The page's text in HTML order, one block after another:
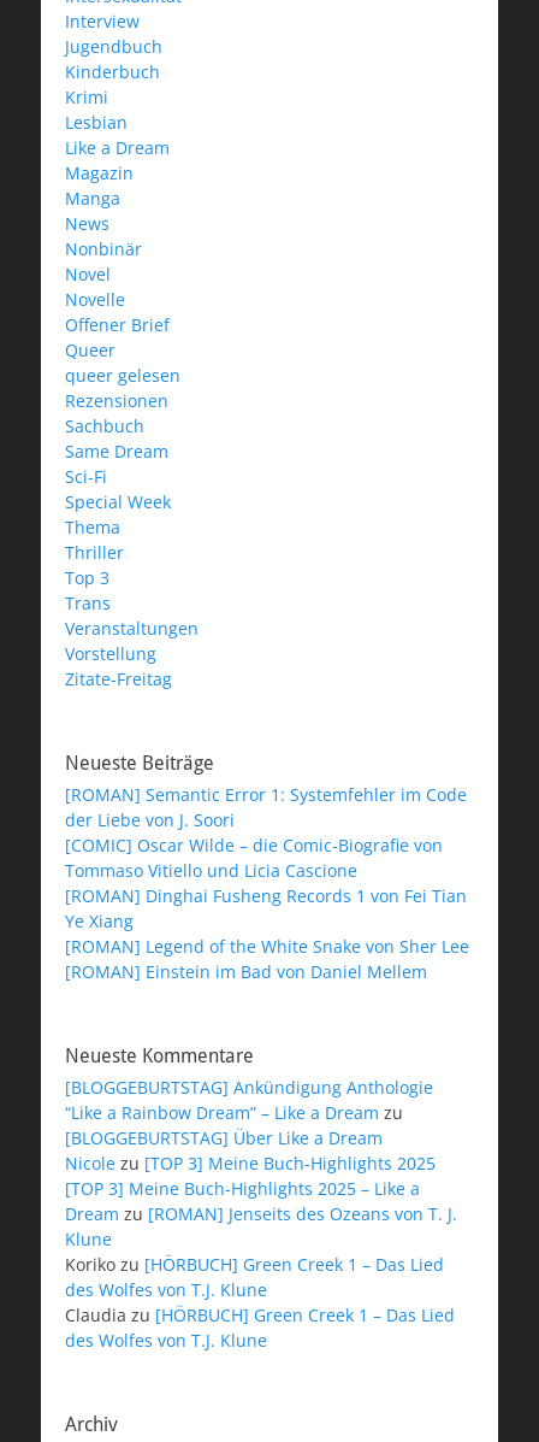
Interview
Jugendbuch
Kinderbuch
Krimi
Lesbian
Like a Dream
Magazin
Manga
News
Nonbinär
Novel
Novelle
Offener Brief
Queer
queer gelesen
Rezensionen
Sachbuch
Same Dream
Sci-Fi
Special Week
Thema
Thriller
Top 3
Trans
Veranstaltungen
Vorstellung
Zitate-Freitag
Neueste Beiträge
[ROMAN] Semantic Error 1: Systemfehler im Code
der Liebe von J. Soori
[COMIC] Oscar Wilde – die Comic-Biografie von
Tommaso Vitiello und Licia Cascione
[ROMAN] Dinghai Fusheng Records 1 von Fei Tian
Ye Xiang
[ROMAN] Legend of the White Snake von Sher Lee
[ROMAN] Einstein im Bad von Daniel Mellem
Neueste Kommentare
[BLOGGEBURTSTAG] Ankündigung Anthologie
“Like a Rainbow Dream” – Like a Dream zu
[BLOGGEBURTSTAG] Über Like a Dream
Nicole zu [TOP 3] Meine Buch-Highlights 2025
[TOP 3] Meine Buch-Highlights 2025 – Like a
Dream zu [ROMAN] Jenseits des Ozeans von T. J.
Klune
Koriko zu [HÖRBUCH] Green Creek 1 – Das Lied
des Wolfes von T.J. Klune
Claudia zu [HÖRBUCH] Green Creek 1 – Das Lied
des Wolfes von T.J. Klune
Archiv